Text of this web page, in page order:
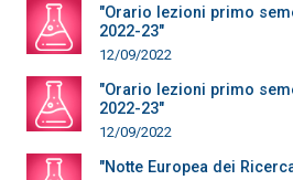
"Orario lezioni primo
2022-23"
12/09/2022
"Orario lezioni primo
2022-23"
12/09/2022
"Notte Europea dei